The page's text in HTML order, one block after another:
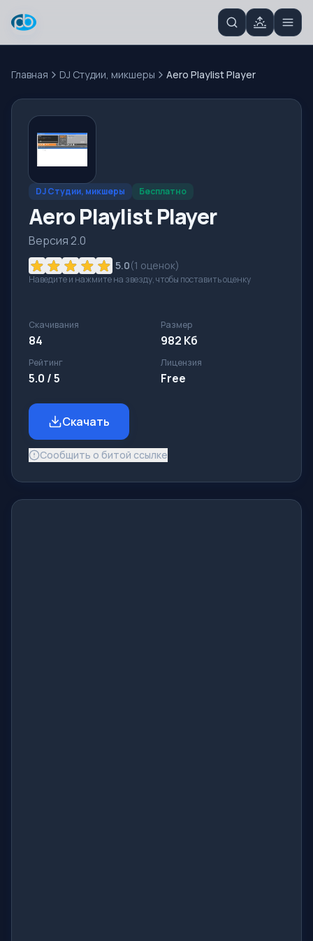
Главная DJ Студии, микшеры Aero Playlist Player
DJ Студии, микшеры Бесплатно
Aero Playlist Player
Версия 2.0
5.0(1 оценок)
Наведите и нажмите на звезду, чтобы поставить оценку
Скачивания
84
Размер
982 Кб
Рейтинг
5.0 / 5
Лицензия
Free
Скачать
Сообщить о битой ссылке